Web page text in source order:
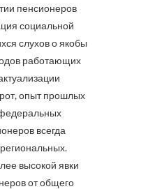
пенсионеров
социальной
слухов о якобы
работающих
опыт прошлых
всегда
высокой явки
от общего